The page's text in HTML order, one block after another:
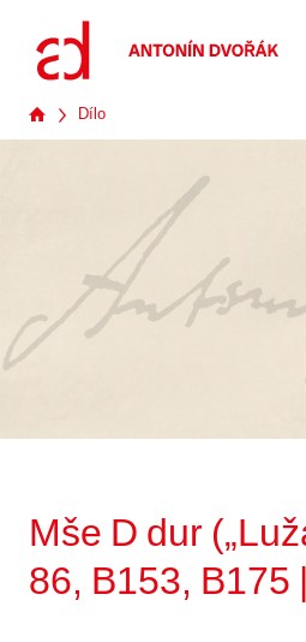
Dílo
Mše D dur
86, B153, B175